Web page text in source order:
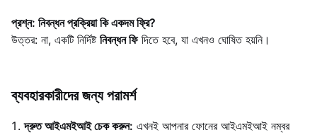
প্রশ্ন: নিবন্ধন প্রক্রিয়া কি একদম ফ্রি?
উত্তর: না, একটি নির্দিষ্ট নিবন্ধন ফিদিতে হবে, যা এখনও ঘোষিত হয়নি।
ব্যবহারকারীদের জন্য পরামর্শ
দ্রুত আইএমইআই চেক করুন: এখনই আপনার ফোনের আইএমইআই নম্বর